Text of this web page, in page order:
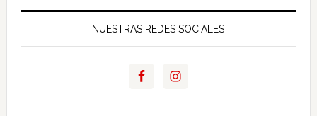
NUESTRAS REDES SOCIALES